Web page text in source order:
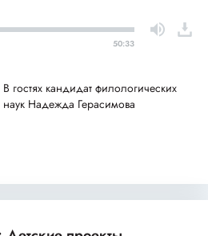
50:33
В гостях кандидат филологических
наук Надежда Герасимова